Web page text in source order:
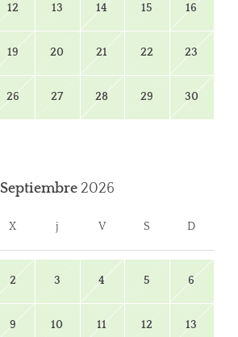
12 13 14 15 16
19 20 21 22 23
26 27 28 29 30
Septiembre 2026
X j V S D
2 3 4 5 6
9 10 11 12 13